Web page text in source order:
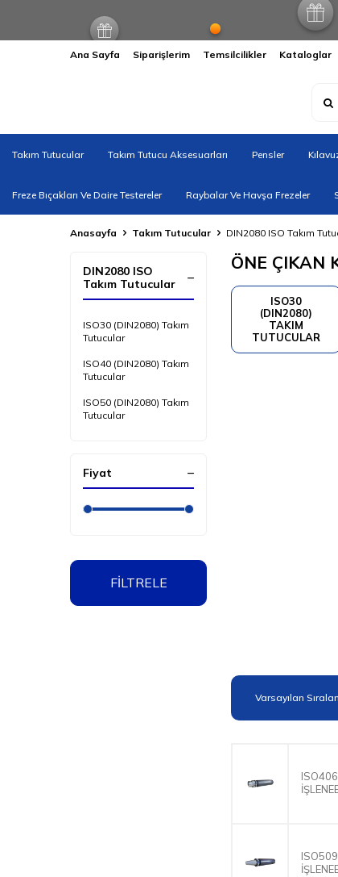
Ana Sayfa Siparişlerim Temsilcilikler Kataloglar
Takım Tutucular Takım Tutucu Aksesuarları Pensler
Freze Bıçakları Ve Daire Testereler Raybalar Ve Havşa Frezeler
Anasayfa Takım Tutucular DIN2080 ISO Takım
DIN2080 ISO
Takım Tutucular
ISO30 (DIN2080) Takım
Tutucular
ISO40 (DIN2080) Takım
Tutucular
ISO50 (DIN2080) Takım
Tutucular
Fiyat
FİLTRELE
ÖNE ÇIKAN
ISO30
(DIN2080)
TAKIM
TUTUCULAR